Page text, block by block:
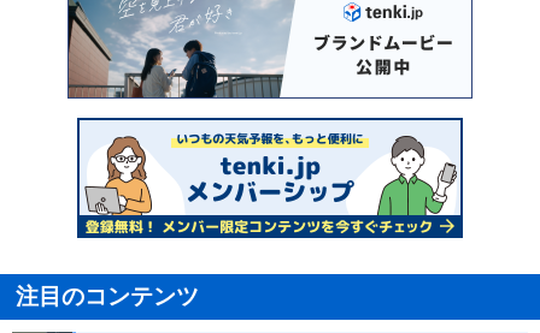
注目のコンテンツ